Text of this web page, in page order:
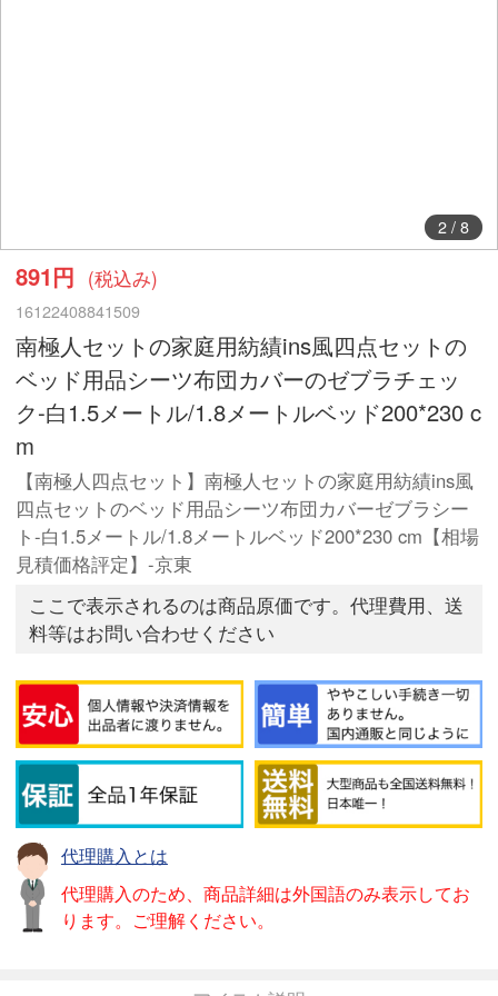
3/ 8
891円 (税込み)
16122408841509
南極人セットの家庭用紡績ins風四点セットの
ベッド用品シーツ布団カバーのゼブラチェッ
ク-白1.5メートル/1.8メートルベッド200*230 c
m
【南極人四点セット】南極人セットの家庭用紡績ins風
四点セットのベッド用品シーツ布団カバーゼブラシー
ト-白1.5メートル/1.8メートルベッド200*230 cm【相場
見積価格評定】-京東
ここで表示されるのは商品原価です。代理費用、送
料等はお問い合わせください
代理購入とは
代理購入のため、商品詳細は外国語のみ表示してお
ります。ご理解ください。